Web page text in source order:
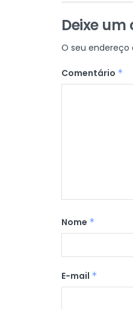
Deixe
O seu endereço
Comentário *
Nome *
E-mail *